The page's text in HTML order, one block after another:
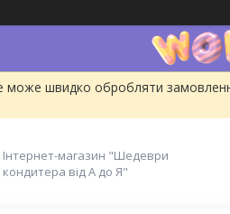
може швидко обробляти
Інтернет-магазин "Шедеври
кондитера від А до Я"